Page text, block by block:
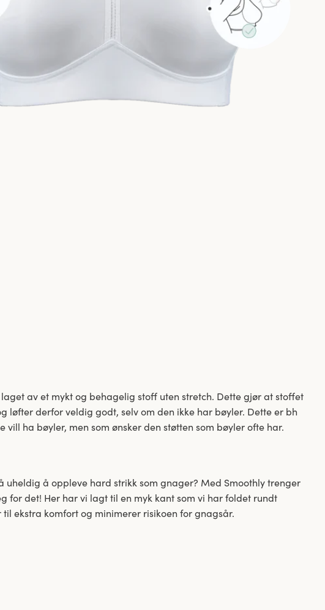
av et mykt og behagelig stoff uten stretch. Dette gjør at stoffet
løfter derfor veldig godt, selv om den ikke har bøyler. Dette er bh
vill ha bøyler, men som ønsker den støtten som bøyler ofte har.
uheldig å oppleve hard strikk som gnager? Med Smoothly trenger
for det! Her har vi lagt til en myk kant som vi har foldet rundt
til ekstra komfort og minimerer risikoen for gnagsår.